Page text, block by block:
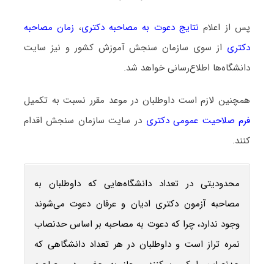
پس از اعلام نتایج دعوت به مصاحبه دکتری، زمان مصاحبه
دکتری از سوی سازمان سنجش آموزش کشور و نیز سایت
دانشگاه‌ها اطلاع‌رسانی خواهد شد.
همچنین لازم است داوطلبان در موعد مقرر نسبت به تکمیل
فرم صلاحیت عمومی دکتری در سایت سازمان سنجش اقدام
کنند.
محدودیتی در تعداد دانشگاه‌هایی که داوطلبان به
مصاحبه آزمون دکتری ادیان و عرفان دعوت می‌شوند
وجود ندارد، چرا که دعوت به مصاحبه بر اساس حدنصاب
نمره تراز است و داوطلبان در هر تعداد دانشگاهی که